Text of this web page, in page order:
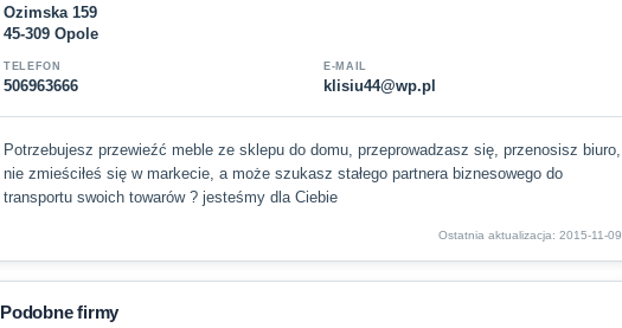
Ozimska 159
45-309 Opole
TELEFON
506963666
E-MAIL
klisiu44@wp.pl
Potrzebujesz przewieźć meble ze sklepu do domu, przeprowadzasz się, przenosisz biuro,
nie zmieściłeś się w markecie, a może szukasz stałego partnera biznesowego do
transportu swoich towarów ? jesteśmy dla Ciebie
Ostatnia aktualizacja: 2015-11-09
Podobne firmy